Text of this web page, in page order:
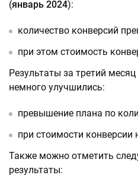
(январь 2024):
количество конверсий
при этом стоимость
Результаты за третий месяц
немного улучшились:
превышение плана по
при стоимости конверсии
Также можно отметить
результаты: